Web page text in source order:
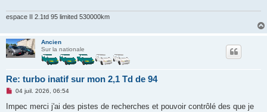
espace II 2.1td 95 limited 530000km
Ancien
Sur la nationale
Re: turbo inatif sur mon 2,1 Td de 94
M
s
04 juil. 2026, 06:54
Impec merci j'ai des pistes de recherches et pouvoir contrôlé des que je